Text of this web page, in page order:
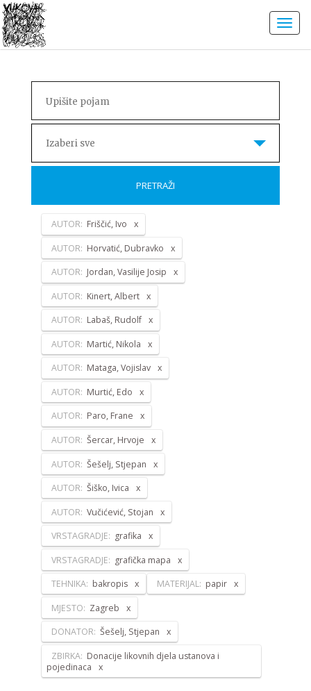
Izaberi sve
PRETRAŽI
AUTOR: Friščić, Ivo
AUTOR: Horvatić, Dubravko
AUTOR: Jordan, Vasilije Josip
AUTOR: Kinert, Albert
AUTOR: Labaš, Rudolf
AUTOR: Martić, Nikola
AUTOR: Mataga, Vojislav
AUTOR: Murtić, Edo
AUTOR: Paro, Frane
AUTOR: Šercar, Hrvoje
AUTOR: Šešelj, Stjepan
AUTOR: Šiško, Ivica
AUTOR: Vučićević, Stojan
VRSTAGRADJE: grafika
VRSTAGRADJE: grafička mapa
TEHNIKA: bakropis MATERIJAL: papir
MJESTO: Zagreb
DONATOR: Šešelj, Stjepan
ZBIRKA: Donacije likovnih djela ustanova i
pojedinaca